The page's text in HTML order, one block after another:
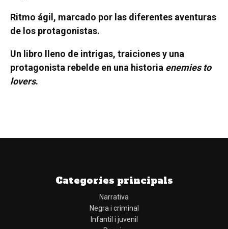
Ritmo ágil, marcado por las diferentes aventuras
de los protagonistas.
Un libro lleno de intrigas, traiciones y una
protagonista rebelde en una historia enemies to
lovers.
Categories principals
Narrativa
Negra i criminal
Infantil i juvenil